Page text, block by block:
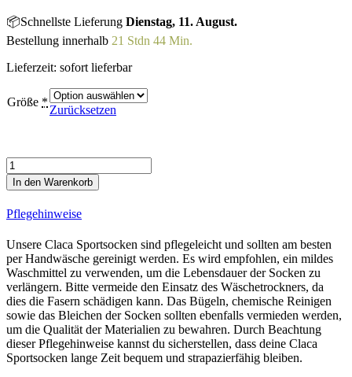
📦Schnellste Lieferung Dienstag, 11. August.
Bestellung innerhalb 21 Stdn 44 Min.
Lieferzeit: sofort lieferbar
Größe *
Zurücksetzen
Blue
Aero
Line
Socks
Bundle
Menge
In den Warenkorb
Pflegehinweise
Unsere Claca Sportsocken sind pflegeleicht und sollten am besten
per Handwäsche gereinigt werden. Es wird empfohlen, ein mildes
Waschmittel zu verwenden, um die Lebensdauer der Socken zu
verlängern. Bitte vermeide den Einsatz des Wäschetrockners, da
dies die Fasern schädigen kann. Das Bügeln, chemische Reinigen
sowie das Bleichen der Socken sollten ebenfalls vermieden werden,
um die Qualität der Materialien zu bewahren. Durch Beachtung
dieser Pflegehinweise kannst du sicherstellen, dass deine Claca
Sportsocken lange Zeit bequem und strapazierfähig bleiben.